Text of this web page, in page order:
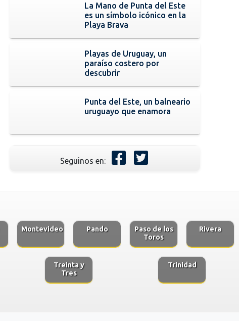
La Mano de Punta del Este
es un símbolo icónico en la
Playa Brava
Playas de Uruguay, un
paraíso costero por
descubrir
Punta del Este, un balneario
uruguayo que enamora
Seguinos en:
Montevideo Pando
Paso de los
Toros
Rivera
Treinta y
Tres
Trinidad